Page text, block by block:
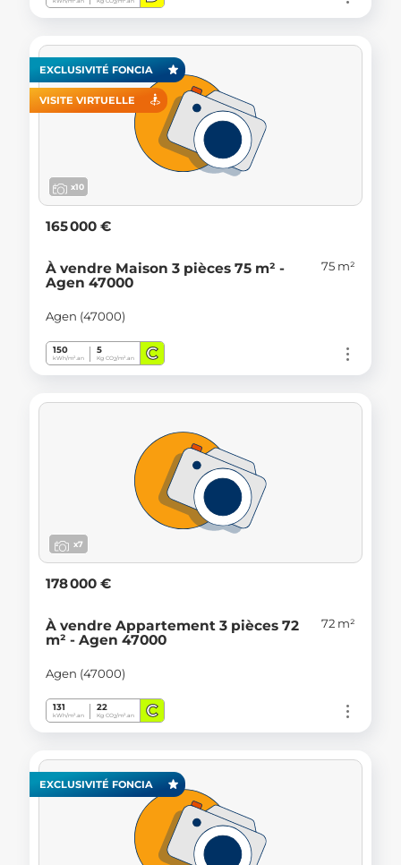
2
EXCLUSIVITÉ FONCIA
VISITE VIRTUELLE
x10
165 000 €
À vendre Maison 3 pièces 75 m² -
Agen 47000
75 m²
Agen (47000)
150
kWh/m².an
5
Kg CO2/m².an C
x7
178 000 €
À vendre Appartement 3 pièces 72
m² - Agen 47000
72 m²
Agen (47000)
131
kWh/m².an
22
Kg CO2/m².an C
EXCLUSIVITÉ FONCIA